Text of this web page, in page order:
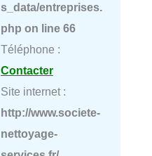
s_data/entreprises.
php on line 66
Téléphone :
Contacter
Site internet :
http://www.societe-
nettoyage-